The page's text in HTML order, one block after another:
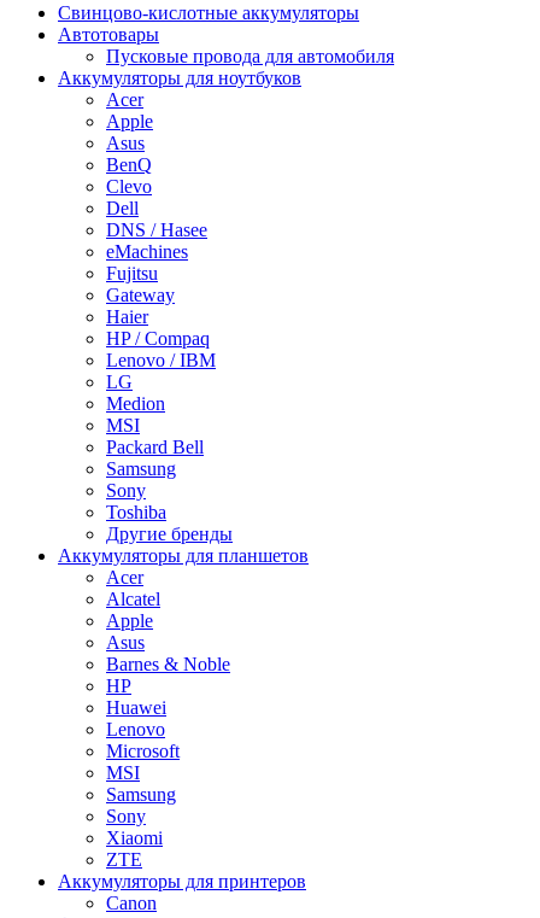
Cвинцово-кислотные аккумуляторы
Автотовары
Пусковые провода для автомобиля
Аккумуляторы для ноутбуков
Acer
Apple
Asus
BenQ
Clevo
Dell
DNS / Hasee
eMachines
Fujitsu
Gateway
Haier
HP / Compaq
Lenovo / IBM
LG
Medion
MSI
Packard Bell
Samsung
Sony
Toshiba
Другие бренды
Аккумуляторы для планшетов
Acer
Alcatel
Apple
Asus
Barnes & Noble
HP
Huawei
Lenovo
Microsoft
MSI
Samsung
Sony
Xiaomi
ZTE
Аккумуляторы для принтеров
Canon